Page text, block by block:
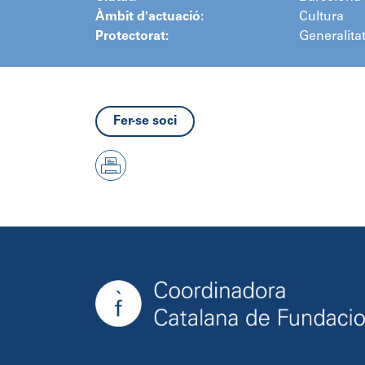
Àmbit d'actuació:
Cultura
Protectorat:
Fer-se soci